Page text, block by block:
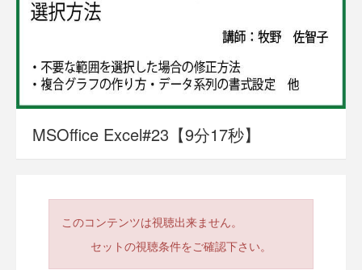
MSOffice Excel#23【9分17秒】
このコンテンツは視聴出来ません。
セットの視聴条件をご確認下さい。